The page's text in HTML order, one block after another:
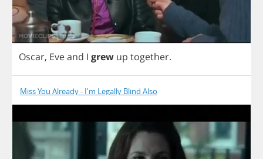
Oscar, Eveand I grew up together.
Miss You Already - I'm Legally Blind Also